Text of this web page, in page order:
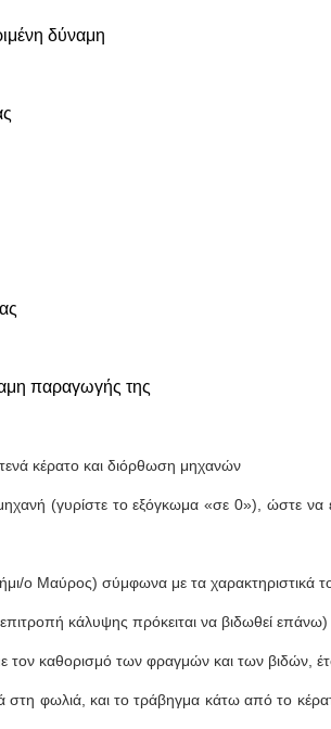
δύναμη
παραγωγής της
κέρατο και διόρθωση μηχανών
(γυρίστε το εξόγκωμα «σε 0»), ώστε να
ο Μαύρος) σύμφωνα με τα χαρακτηριστικά
κάλυψης πρόκειται να βιδωθεί επάνω)
καθορισμό των φραγμών και των βιδών,
στη φωλιά, και το τράβηγμα κάτω από το